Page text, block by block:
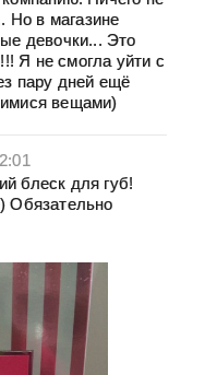
Но в магазине
девочки... Это
Я не смогла уйти с
пару дней ещё
вещами)
блеск для губ!
Обязательно